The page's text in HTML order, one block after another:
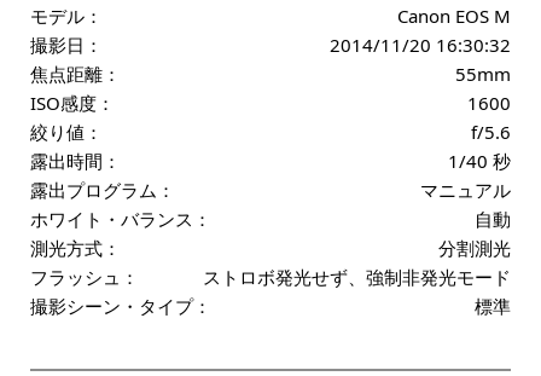
モデル：
Canon EOS M
撮影日：
2014/11/20 16:30:32
焦点距離：
55mm
ISO感度：
1600
絞り値：
f/5.6
露出時間：
1/40 秒
露出プログラム：
マニュアル
ホワイト・バランス：
自動
測光方式：
分割測光
フラッシュ：
ストロボ発光せず、強制非発光モード
撮影シーン・タイプ：
標準